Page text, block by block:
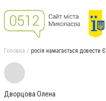
Головна росія намагається довести
Дворцова Олена